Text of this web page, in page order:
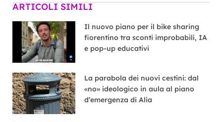
ARTICOLI SIMILI
Il nuovo piano per il bike sharing
fiorentino tra sconti improbabili, IA
e pop-up educativi
La parabola dei nuovi cestini: dal
«no» ideologico in aula al piano
d’emergenza di Alia